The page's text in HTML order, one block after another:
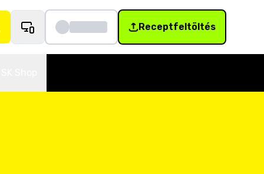
Receptfeltöltés